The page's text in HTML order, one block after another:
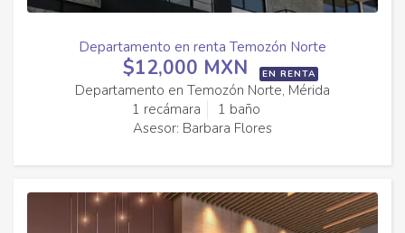
Departamento en renta Temozón Norte
$12,000 MXN EN RENTA
Departamento en Temozón Norte, Mérida
1 recámara
1 baño
Asesor: Barbara Flores